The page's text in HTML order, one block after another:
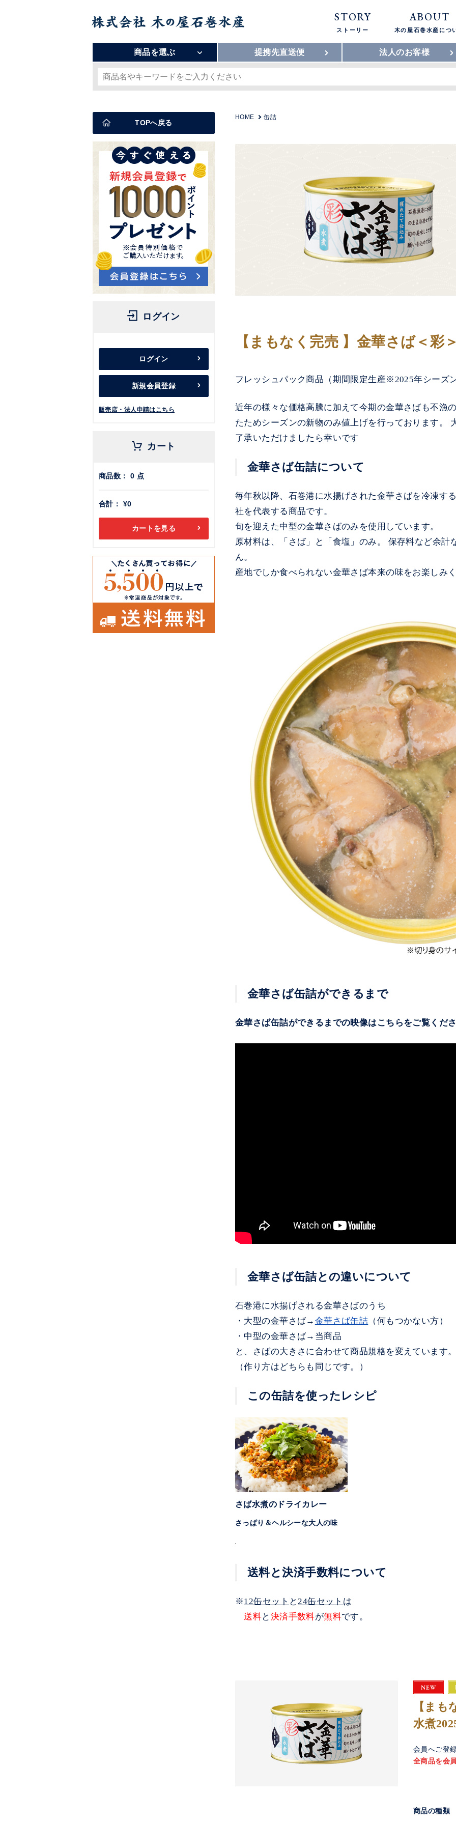
STORY
ストーリー
ABOUT
木の屋石巻水産につ
商品を選ぶ 提携先直送便 法人のお客様
HOME 缶詰
【まもなく完売 】金華さば＜彩
フレッシュパック商品（期間限定生産※2025年シーズ
近年の様々な価格高騰に加えて今期の金華さばも不漁
たためシーズンの新物のみ値上げを行っております。
了承いただけましたら幸いです
金華さば缶詰について
毎年秋以降、石巻港に水揚げされた金華さばを冷凍す
社を代表する商品です。
旬を迎えた中型の金華さばのみを使用しています。
原材料は、「さば」と「食塩」のみ。 保存料など余計
ん。
産地でしか食べられない金華さば本来の味をお楽しみ
金華さば缶詰ができるまで
金華さば缶詰ができるまでの映像はこちらをご覧くだ
金華さば缶詰との違いについて
石巻港に水揚げされる金華さばのうち
・大型の金華さば→ 金華さば缶詰 （何もつかない方）
・中型の金華さば→当商品
と、さばの大きさに合わせて商品規格を変えています
（作り方はどちらも同じです。）
この缶詰を使ったレシピ
さば水煮のドライカレー
さっぱり＆ヘルシーな大人の味
送料と決済手数料について
※12缶セット と 24缶セット は
送料と 決済手数料が無料です。
【ま
水煮
会員へご登
全商品を会
商品の種類
TOPへ戻る
ログイン
ログイン
新規会員登録
販売店・法人申請はこちら
カート
商品数：0 点
合計： ¥0
カートを見る